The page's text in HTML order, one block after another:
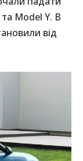
Model Y. В
від